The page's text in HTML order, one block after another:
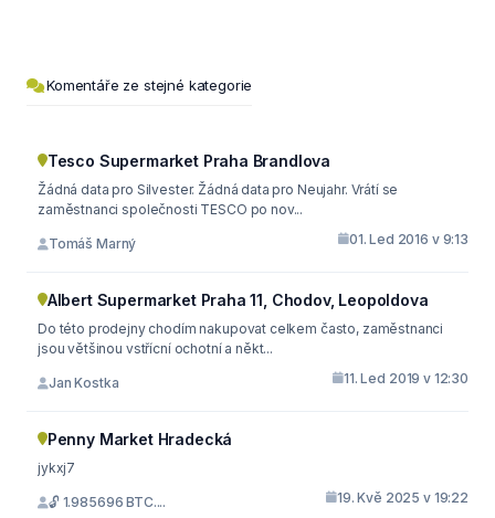
Komentáře ze stejné kategorie
Tesco Supermarket Praha Brandlova
Žádná data pro Silvester. Žádná data pro Neujahr. Vrátí se
zaměstnanci společnosti TESCO po nov...
Tomáš Marný 01. Led 2016 v 9:13
Albert Supermarket Praha 11, Chodov, Leopoldova
Do této prodejny chodím nakupovat celkem často, zaměstnanci
jsou většinou vstřícní ochotní a někt...
Jan Kostka 11. Led 2019 v 12:30
Penny Market Hradecká
jykxj7
🔓 1.985696 BTC.... 19. Kvě 2025 v 19:22